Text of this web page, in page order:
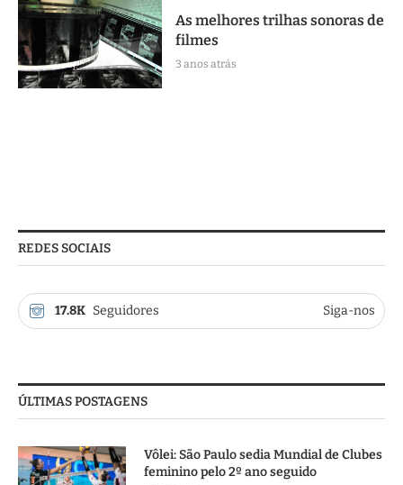
As melhores trilhas sonoras de
filmes
3 anos atrás
REDES SOCIAIS
17.8K Seguidores Siga-nos
ÚLTIMAS POSTAGENS
Vôlei: São Paulo sedia Mundial de Clubes
feminino pelo 2º ano seguido